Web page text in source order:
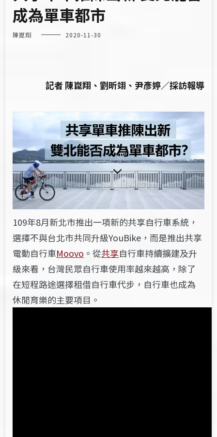
成為單車都市
陳崑翔 2020-11-30
記者 陳崑翔、劉昕翊、尹彥婷／採訪報導
109年8月新北市推出一項新的共享自行車系統，
選擇不與台北市共同升級YouBike，而是推出共享
電動自行車Moovo 。從共享自行車持續擴建及升
級來看，台灣民眾自行車使用率越來越高，除了
在短程路途選擇租借自行車代步，自行車也成為
休閒育樂的主要項目。